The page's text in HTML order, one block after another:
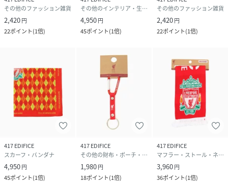
その他のファッション雑貨
2,420円
22ポイント(1倍)
その他のインテリア・生活雑貨
4,950円
45ポイント(1倍)
その他のファッション雑貨
2,420円
22ポイント(1倍)
417 EDIFICE
スカーフ・バンダナ
4,950円
45ポイント(1倍)
417 EDIFICE
その他の財布・ポーチ・ケース
1,980円
18ポイント(1倍)
417 EDIFICE
マフラー・ストール・ネックウォーマー
3,960円
36ポイント(1倍)